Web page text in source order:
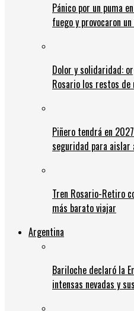
Pánico por un puma
fuego y provocaron
Dolor y solidaridad:
Rosario los restos
Piñero tendrá en
seguridad para aislar
Tren Rosario-Retiro
más barato viajar
Argentina
Bariloche declaró la
intensas nevadas y